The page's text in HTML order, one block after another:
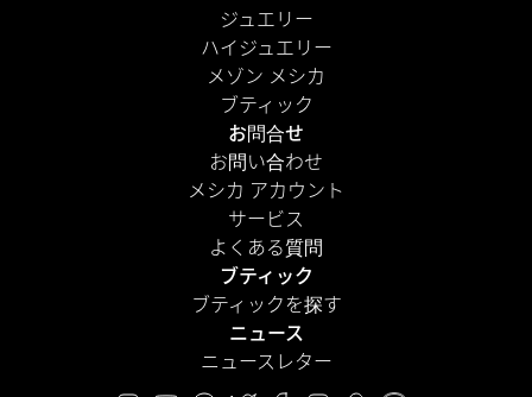
ジュエリー
ハイジュエリー
メゾン メシカ
ブティック
お問合せ
お問い合わせ
メシカ アカウント
サービス
よくある質問
ブティック
ブティックを探す
ニュース
ニュースレター